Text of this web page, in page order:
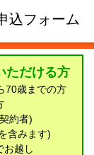
込フォーム
ただける方
70歳までの方
約者)
含みます)
お越し